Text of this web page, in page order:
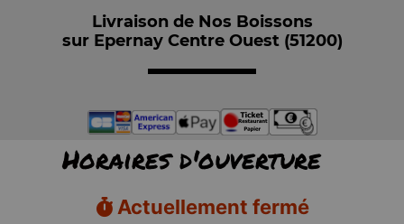
Livraison de Nos Boissons
sur Epernay Centre Ouest (51200)
Horaires d'ouverture
Actuellement fermé